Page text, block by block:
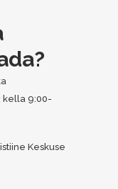
kella 9:00-
Keskuse